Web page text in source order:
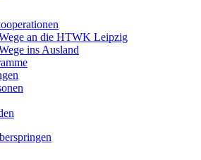
an die HTWK Leipzig
ins Ausland